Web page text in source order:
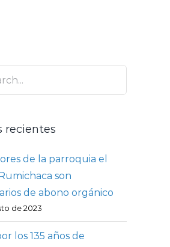
recientes
de la parroquia el
son
de abono orgánico
de 2023
los 135 años de